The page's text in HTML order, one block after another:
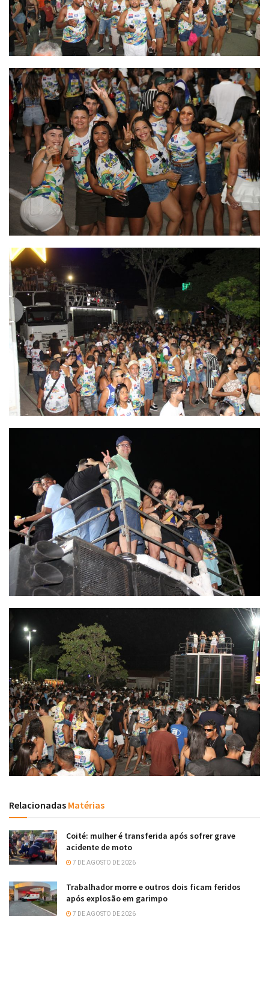
Relacionadas Matérias
Coité: mulher é transferida após sofrer grave
acidente de moto
7 DE AGOSTO DE 2026
Trabalhador morre e outros dois ficam feridos
após explosão em garimpo
7 DE AGOSTO DE 2026